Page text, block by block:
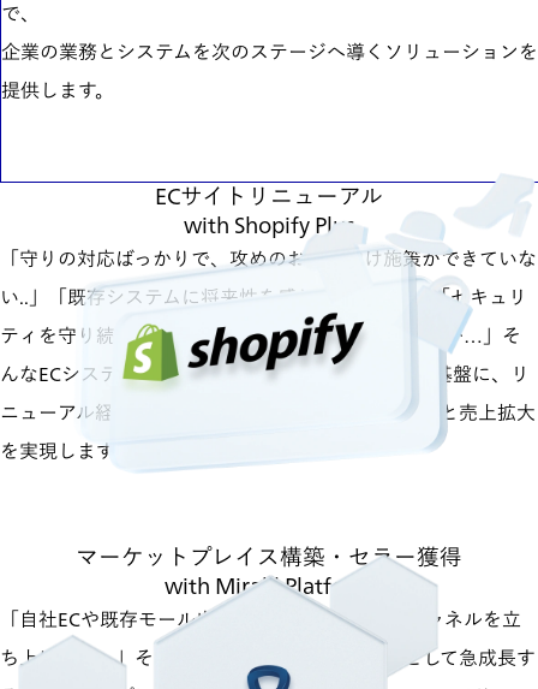
で、
企業の業務とシステムを次のステージへ導くソリューションを
提供します。
ECサイトリニューアル
with Shopify Plus
「守りの対応ばっかりで、攻めのお客様向け施策ができていな
い..」「既存システムに将来性を感じられない…」「セキュリ
ティを守り続けてくれるECプラットフォームはないか…」そ
んなECシステムの課題感に対して、Shopify Plusを基盤に、リ
ニューアル経験に長けた当社の知見でシステム刷新と売上拡大
を実現します。
マーケットプレイス構築・ セラー獲得
with Mirakl Platform
「自社ECや既存モール出店に次ぐ、新たな販売チャネルを立
ち上げたい…」そんな企業の「第三の選択肢」として急成長す